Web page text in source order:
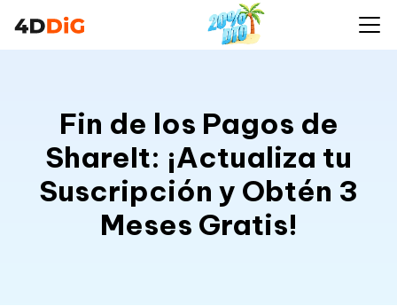
Fin de los Pagos de
ShareIt: ¡Actualiza tu
Suscripción y Obtén 3
Meses Gratis!